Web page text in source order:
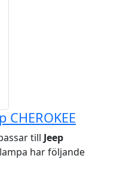
CHEROKEE
till Jeep
har följande